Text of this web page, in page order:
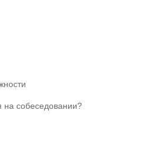
на собеседовании?